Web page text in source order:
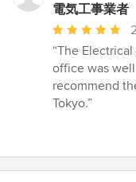
電気工事業者
平
均
評
価：
5
星
“The
office was
recommend
Tokyo.”